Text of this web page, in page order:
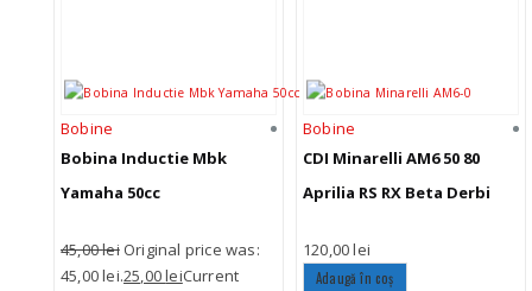
Bobine
Bobina Inductie Mbk
Yamaha 50cc
45,00lei Original price was:
45,00 lei.25,00leiCurrent
Bobine
CDI Minarelli AM6 50 80
Aprilia RS RX Beta Derbi
120,00lei
Adaugă în coș